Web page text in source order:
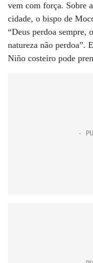
vem com força. Sobre
cidade, o bispo de
“Deus perdoa sempre,
natureza não perdoa”.
Niño costeiro pode